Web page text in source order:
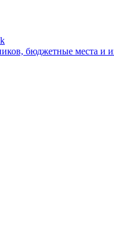
бюджетные места и